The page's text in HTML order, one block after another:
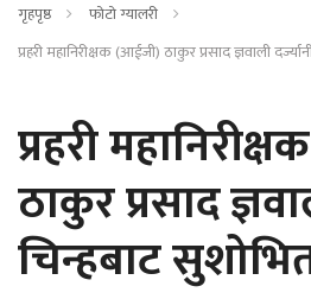
गृहपृष्ठ
फोटो ग्यालरी
प्रहरी महानिरीक्षक (आईजी) ठाकुर प्रसाद ज्ञवाली
प्रहरी
ठाकुर प्रसाद
चिन्हबाट